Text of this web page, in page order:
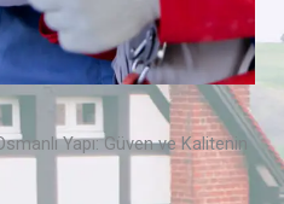
Yapı: Güven ve Kalitenin